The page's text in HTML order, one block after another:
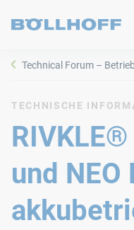
Technical Forum –
TECHNISCHE
und NEO